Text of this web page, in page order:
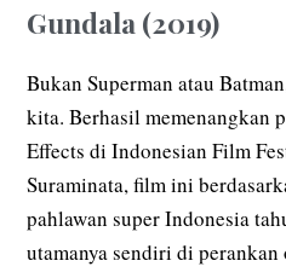
Gundala (2019)
Bukan Superman atau
kita. Berhasil memenangkan
Effects di Indonesian Film
Suraminata, film ini
pahlawan super Indonesia
utamanya sendiri di